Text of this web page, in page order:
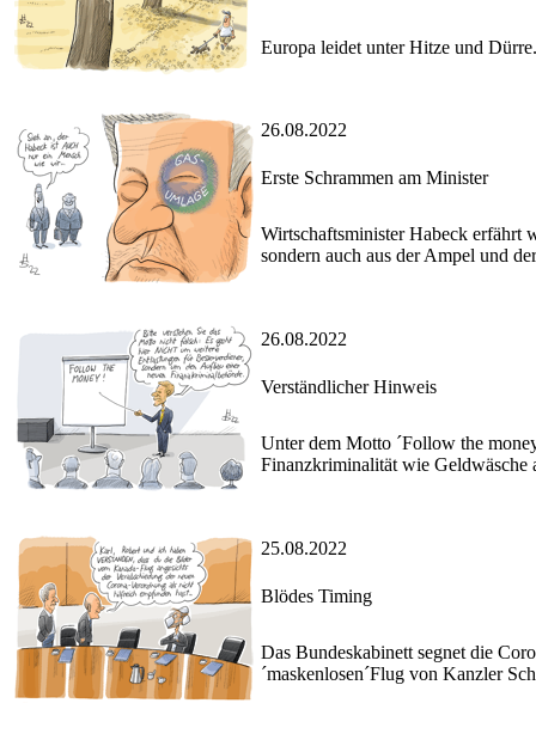
Europa leidet unter Hitze und Dürre.
26.08.2022
Erste Schrammen am Minister
Wirtschaftsminister Habeck erfährt
sondern auch aus der Ampel und
26.08.2022
Verständlicher Hinweis
Unter dem Motto ´Follow the
Finanzkriminalität wie Geldwäsche
25.08.2022
Blödes Timing
Das Bundeskabinett segnet die
´maskenlosen´Flug von Kanzler